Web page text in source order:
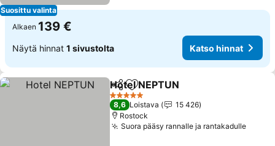
Suosittu valinta
Alkaen 139 €
Näytä hinnat 1 sivustolta Katso hinnat
Jaa Lisää suosikkeihin
Hotel NEPTUN
5 Tähtiluokitus
8,6 Loistava
15 426
Rostock
Suora pääsy rannalle ja rantakadulle